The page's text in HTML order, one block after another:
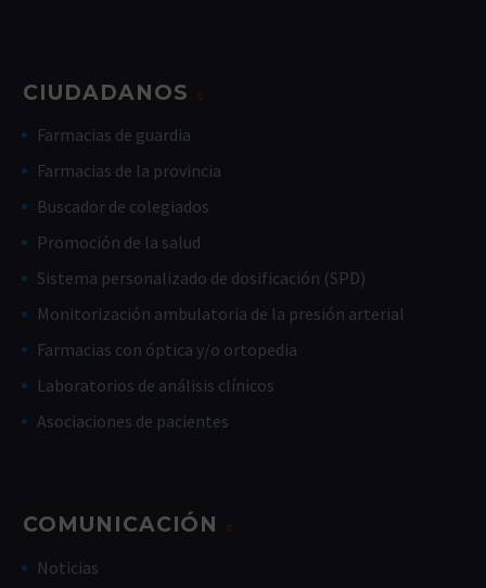
CIUDADANOS
Farmacias de guardia
Farmacias de la provincia
Buscador de colegiados
Promoción de la salud
Sistema personalizado de dosificación (SPD)
Monitorización ambulatoria de la presión arterial
Farmacias con óptica y/o ortopedia
Laboratorios de análisis clínicos
Asociaciones de pacientes
COMUNICACIÓN
Noticias